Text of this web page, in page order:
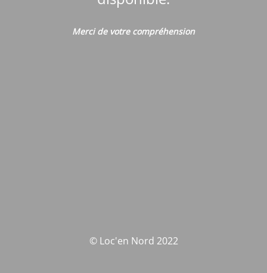
Merci de votre compréhension
© Loc'en Nord 2022